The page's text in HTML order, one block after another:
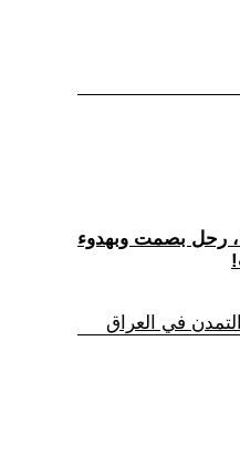
، رحل بصمت وبهدوء
في العراق